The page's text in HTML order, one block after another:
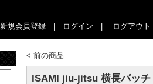
新規会員登録 ログイン ログアウト
< 前の商品
ISAMI jiu-jitsu 横長パッチ